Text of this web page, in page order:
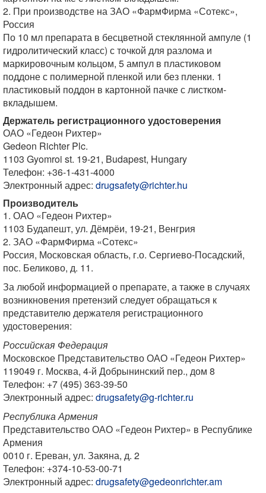
2. При производстве на ЗАО «ФармФирма «Сотекс»,
Россия
По 10 мл препарата в бесцветной стеклянной ампуле (1
гидролитический класс) с точкой для разлома и
маркировочным кольцом, 5 ампул в пластиковом
поддоне с полимерной пленкой или без пленки. 1
пластиковый поддон в картонной пачке с листком-
вкладышем.
Держатель регистрационного удостоверения
ОАО «Гедеон Рихтер»
Gedeon Richter Plc.
1103 Gyomroi st. 19-21, Budapest, Hungary
Телефон: +36-1-431-4000
Электронный адрес: drugsafety@richter.hu
Производитель
1. ОАО «Гедеон Рихтер»
1103 Будапешт, ул. Дёмрёи, 19-21, Венгрия
2. ЗАО «ФармФирма «Сотекс»
Россия, Московская область, г.о. Сергиево-Посадский,
пос. Беликово, д. 11.
За любой информацией о препарате, а также в случаях
возникновения претензий следует обращаться к
представителю держателя регистрационного
удостоверения:
Российская Федерация
Московское Представительство ОАО «Гедеон Рихтер»
119049 г. Москва, 4-й Добрынинский пер., дом 8
Телефон: +7 (495) 363-39-50
Электронный адрес: drugsafety@g-richter.ru
Республика Армения
Представительство ОАО «Гедеон Рихтер» в Республике
Армения
0010 г. Ереван, ул. Закяна, д. 2
Телефон: +374-10-53-00-71
Электронный адрес: drugsafety@gedeonrichter.am